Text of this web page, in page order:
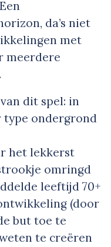
da’s niet
met
meerdere
dit spel: in
ondergrond
het lekkerst
omringd
leeftijd 70+
(door
but toe te
te creëren